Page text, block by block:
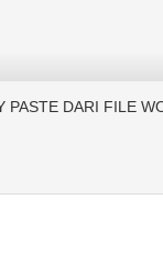
DARI FILE